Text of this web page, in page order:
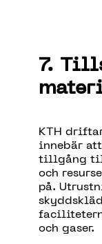
7.
KTH
innebär
tillgång
och
på.
och gaser.